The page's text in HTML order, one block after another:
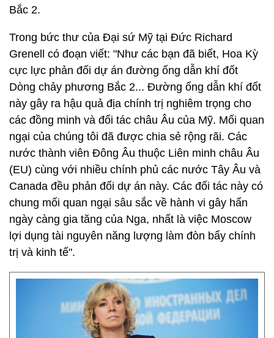
Bắc 2.
Trong bức thư của Đại sứ Mỹ tại Đức Richard
Grenell có đoạn viết: "Như các bạn đã biết, Hoa Kỳ
cực lực phản đối dự án đường ống dẫn khí đốt
Dòng chảy phương Bắc 2... Đường ống dẫn khí đốt
này gây ra hậu quả địa chính trị nghiêm trọng cho
các đồng minh và đối tác châu Âu của Mỹ. Mối quan
ngại của chúng tôi đã được chia sẻ rộng rãi. Các
nước thành viên Đông Âu thuộc Liên minh châu Âu
(EU) cùng với nhiều chính phủ các nước Tây Âu và
Canada đều phản đối dự án này. Các đối tác này có
chung mối quan ngại sâu sắc về hành vi gây hấn
ngày càng gia tăng của Nga, nhất là việc Moscow
lợi dụng tài nguyên năng lượng làm đòn bẩy chính
trị và kinh tế".